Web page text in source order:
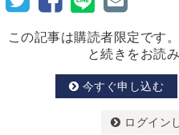
この記事は購読者限定です
と続きをお読
今すぐ申し込む
ログイン